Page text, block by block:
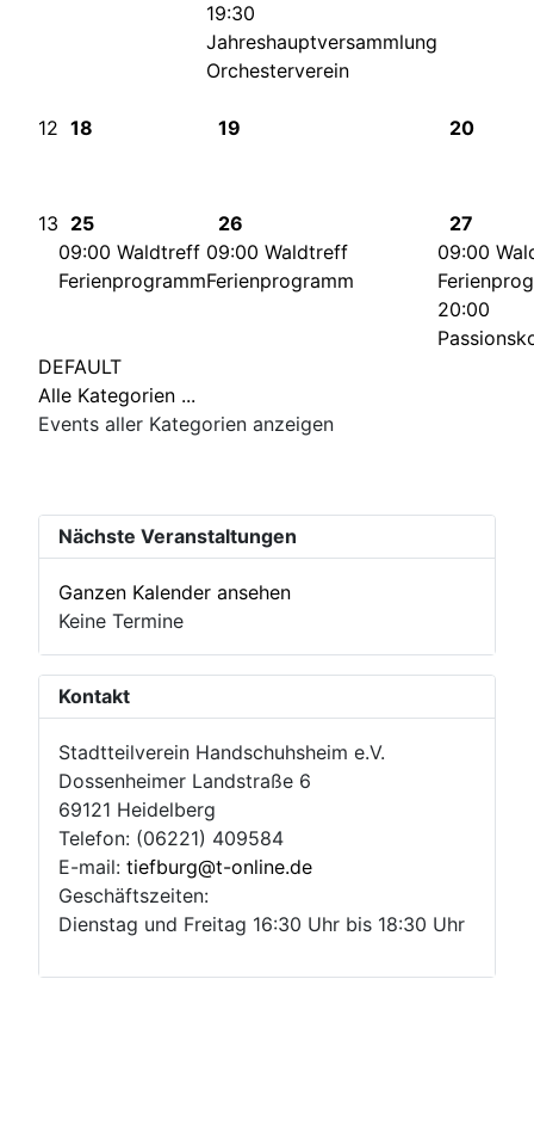
19:30
Jahreshauptversammlung
Orchesterverein
12 18 19 20
13 25
09:00 Waldtreff
Ferienprogramm
26
09:00 Waldtreff
Ferienprogramm
27
09:00
20:00
DEFAULT
Alle Kategorien ...
Events aller Kategorien anzeigen
Nächste Veranstaltungen
Ganzen Kalender ansehen
Keine Termine
Kontakt
Stadtteilverein Handschuhsheim e.V.
Dossenheimer Landstraße 6
69121 Heidelberg
Telefon: (06221) 409584
E-mail: tiefburg@t-online.de
Geschäftszeiten:
Dienstag und Freitag 16:30 Uhr bis 18:30 Uhr